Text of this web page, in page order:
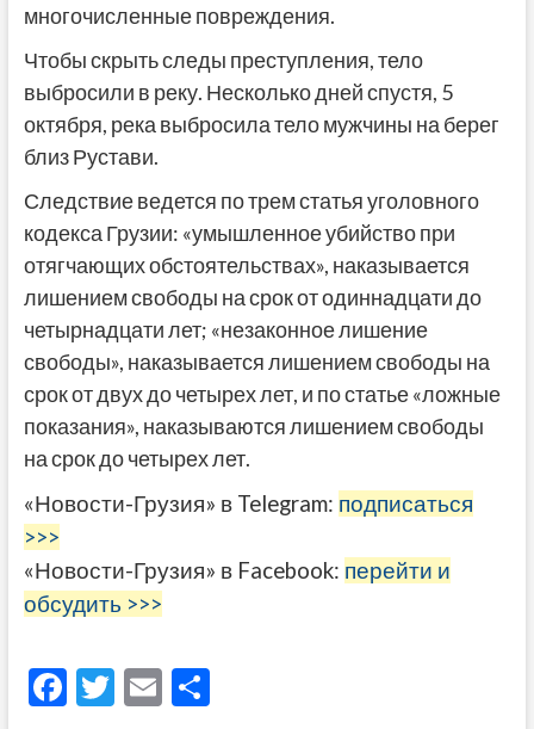
многочисленные повреждения.
Чтобы скрыть следы преступления, тело
выбросили в реку. Несколько дней спустя, 5
октября, река выбросила тело мужчины на берег
близ Рустави.
Следствие ведется по трем статья уголовного
кодекса Грузии: «умышленное убийство при
отягчающих обстоятельствах», наказывается
лишением свободы на срок от одиннадцати до
четырнадцати лет; «незаконное лишение
свободы», наказывается лишением свободы на
срок от двух до четырех лет, и по статье «ложные
показания», наказываются лишением свободы
на срок до четырех лет.
«Новости-Грузия» в Telegram: подписаться
>>>
«Новости-Грузия» в Facebook: перейти и
обсудить >>>
F T E О